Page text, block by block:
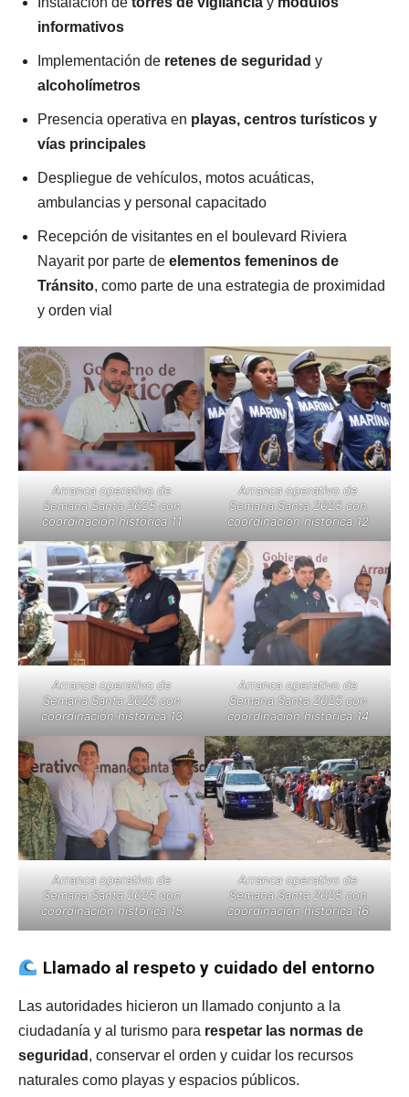
informativos
Implementación de retenes de seguridad y
alcoholímetros
Presencia operativa en playas, centros turísticos y
vías principales
Despliegue de vehículos, motos acuáticas,
ambulancias y personal capacitado
Recepción de visitantes en el boulevard Riviera
Nayarit por parte de elementos femeninos de
Tránsito, como parte de una estrategia de proximidad
y orden vial
Arranca operativo de
Semana Santa 2025 con
coordinación histórica 11
Arranca operativo de
Semana Santa 2025 con
coordinación histórica 12
Arranca operativo de
Semana Santa 2025 con
coordinación histórica 13
Arranca operativo de
Semana Santa 2025 con
coordinación histórica 14
Arranca operativo de
Semana Santa 2025 con
coordinación histórica 15
Arranca operativo de
Semana Santa 2025 con
coordinación histórica 16
Llamado al respeto y cuidado del entorno
Las autoridades hicieron un llamado conjunto a la
ciudadanía y al turismo para respetar las normas de
seguridad , conservar el orden y cuidar los recursos
naturales como playas y espacios públicos.